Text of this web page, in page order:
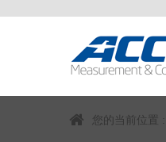
您的当前位置 :